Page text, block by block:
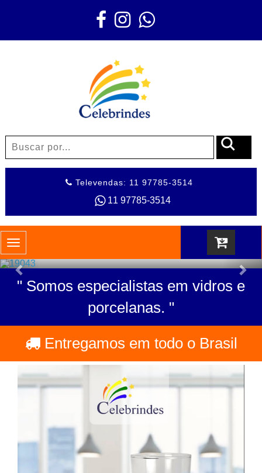
Televendas: 11 97785-3514
11 97785-3514
Toggle
navigation
Previous
" Somos especialistas em vidros e
porcelanas. "
Entregamos em todo o Brasil